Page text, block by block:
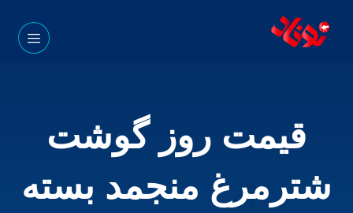
قیمت روز گوشت
شترمرغ منجمد بسته